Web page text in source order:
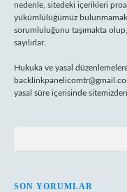
nedenle, sitedeki içerikleri
yükümlülüğümüz
sorumluluğunu taşımakta
sayılırlar.
Hukuka ve yasal
yasal süre içerisinde sitemizden
SON YORUMLAR